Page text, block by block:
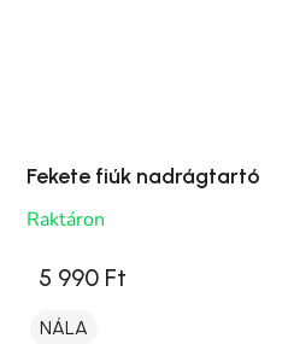
Fekete fiúk nadrágtartó
Raktáron
5 990 Ft
NÁLA